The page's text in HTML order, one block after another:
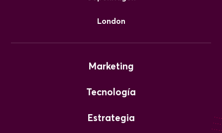
London
Marketing
Tecnología
Estrategia